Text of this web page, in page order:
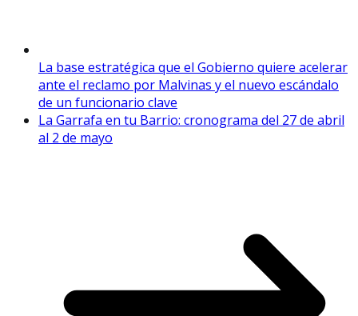
La base estratégica que el Gobierno quiere acelerar
ante el reclamo por Malvinas y el nuevo escándalo
de un funcionario clave
La Garrafa en tu Barrio: cronograma del 27 de abril
al 2 de mayo